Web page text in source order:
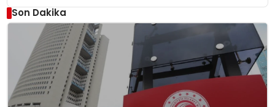
Son Dakika